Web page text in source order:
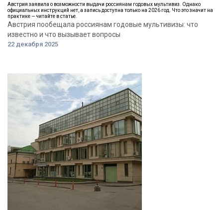
Австрия заявила о возможности выдачи россиянам годовых мультивиз. Однако
официальных инструкций нет, а запись доступна только на 2026 год. Что это значит на
практике — читайте в статье.
Австрия пообещала россиянам годовые мультивизы: что
известно и что вызывает вопросы
22 декабря 2025